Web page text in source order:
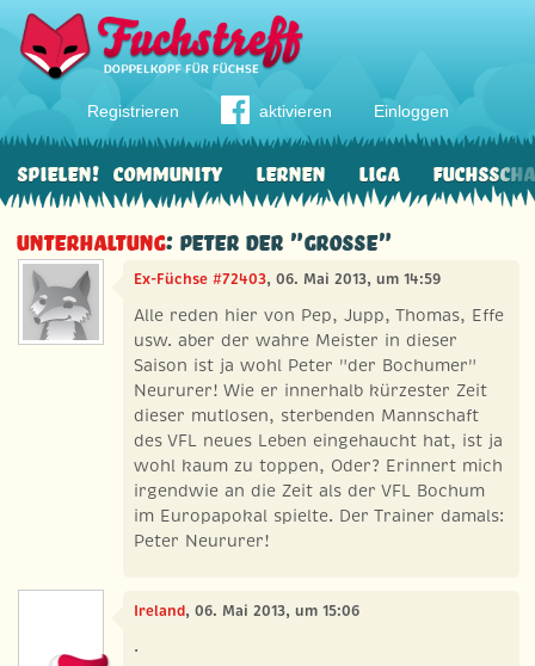
Registrieren aktivieren Einloggen
Community Lernen Liga
Spielen!
Unterhaltung: Peter der "GROSSE"
Ex-Füchse #72403, 06. Mai 2013, um 14:59
Alle reden hier von Pep, Jupp, Thomas, Effe
usw. aber der wahre Meister in dieser
Saison ist ja wohl Peter "der Bochumer"
Neururer! Wie er innerhalb kürzester Zeit
dieser mutlosen, sterbenden Mannschaft
des VFL neues Leben eingehaucht hat, ist ja
wohl kaum zu toppen, Oder? Erinnert mich
irgendwie an die Zeit als der VFL Bochum
im Europapokal spielte. Der Trainer damals:
Peter Neururer!
Ireland, 06. Mai 2013, um 15:06
.